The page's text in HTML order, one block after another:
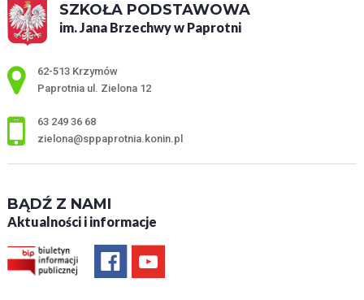
SZKOŁA PODSTAWOWA
im. Jana Brzechwy w Paprotni
Adres pocztowy:
62-513 Krzymów
Paprotnia ul. Zielona 12
63 249 36 68
zielona@sppaprotnia.konin.pl
BĄDŹ Z NAMI
Aktualności i informacje